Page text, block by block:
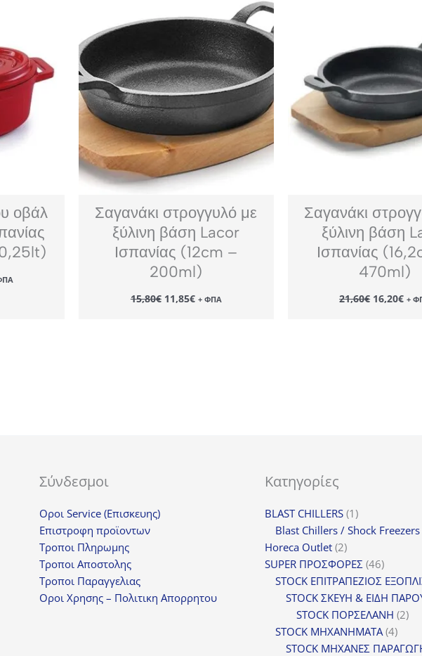
οβάλ
Σαγανάκι στρογγυλό με
ξύλινη βάση Lacor
Ισπανίας (12cm –
200ml)
15,80€ Original
price
11,85€Η
τρέχουσα
+ ΦΠΑ
Σαγανάκι
ξύλινη βάση
Ισπανίας
470ml)
21,60€ Original
price
16,20€Η+
Σύνδεσμοι
Οροι Service (Επισκευης)
Επιστροφη προϊοντων
Τροποι Πληρωμης
Τροποι Αποστολης
Τροποι Παραγγελιας
Οροι Χρησης – Πολιτικη Απορρητου
Κατηγορίες
BLAST CHILLERS 11
προϊόν
Blast Chillers / Shock Freezers
Horeca Outlet 22
προϊόντα
SUPER ΠΡΟΣΦΟΡΕΣ 4646
STOCK ΕΠΙΤΡΑΠΕΖΙΟΣ
STOCK ΣΚΕΥΗ & ΕΙΔΗ
STOCK ΠΟΡΣΕΛΑΝΗ 22
STOCK ΜΗΧΑΝΗΜΑΤΑ 44
STOCK ΜΗΧΑΝΕΣ